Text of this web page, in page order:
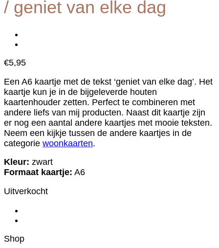
/ geniet van elke dag
€5,95
Een A6 kaartje met de tekst ‘geniet van elke dag’. Het
kaartje kun je in de bijgeleverde houten
kaartenhouder zetten. Perfect te combineren met
andere liefs van mij producten. Naast dit kaartje zijn
er nog een aantal andere kaartjes met mooie teksten.
Neem een kijkje tussen de andere kaartjes in de
categorie woonkaarten.
Kleur: zwart
Formaat kaartje: A6
Uitverkocht
Shop